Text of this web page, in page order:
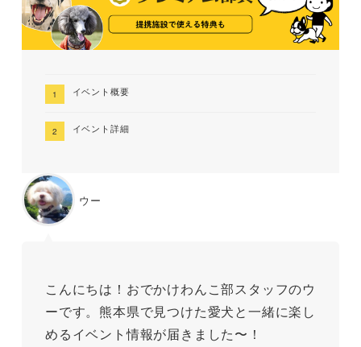
イベント概要
イベント詳細
ウー
こんにちは！おでかけわんこ部スタッフのウ
ーです。熊本県で見つけた愛犬と一緒に楽し
めるイベント情報が届きました〜！